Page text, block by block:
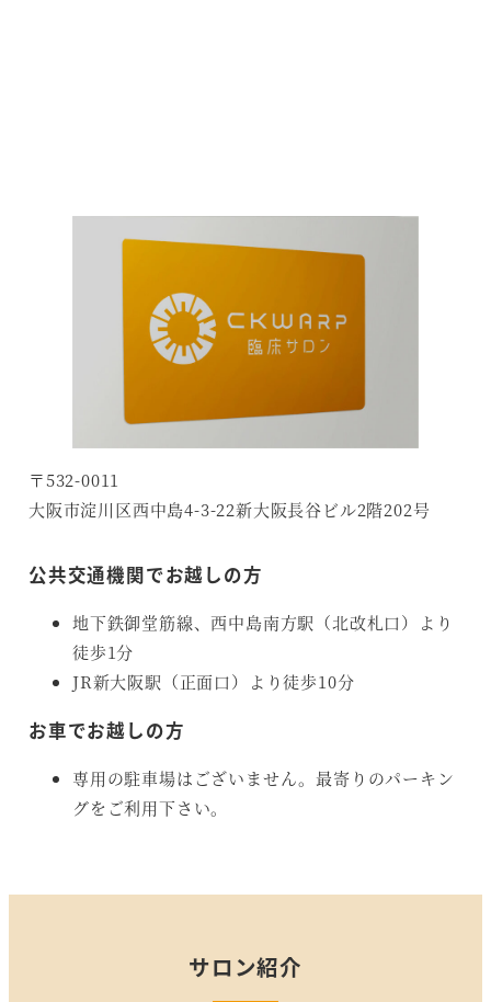
〒532-0011
大阪市淀川区西中島4-3-22新大阪長谷ビル2階202号
公共交通機関でお越しの方
地下鉄御堂筋線、西中島南方駅（北改札口）より
徒歩1分
JR新大阪駅（正面口）より徒歩10分
お車でお越しの方
専用の駐車場はございません。最寄りのパーキン
グをご利用下さい。
サロン紹介